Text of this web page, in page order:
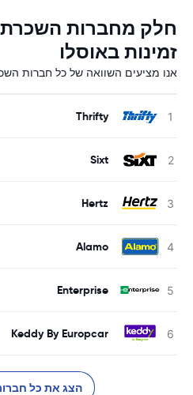
חלק מחברות השכרת
זמינות באוסלו
אנו מציעים השוואה של כל חברות
Thrifty
Sixt
Hertz
Alamo
Enterprise
Keddy By Europcar
הצג את כל